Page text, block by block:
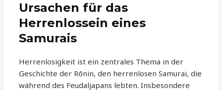
Ursachen für das
Herrenlossein eines
Samurais
Herrenlosigkeit ist ein zentrales Thema in der
Geschichte der Rōnin, den herrenlosen Samurai, die
während des Feudaljapans lebten. Insbesondere